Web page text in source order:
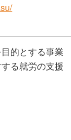
的とする事業
る就労の支援